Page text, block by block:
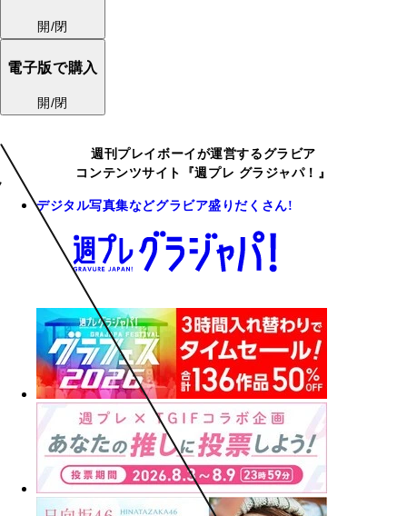
開/閉
電子版で購入
開/閉
週刊プレイボーイが運営するグラビア
コンテンツサイト『週プレ グラジャパ！』
デジタル写真集などグラビア盛りだくさん!